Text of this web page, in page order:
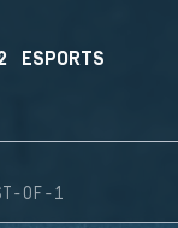
ESPORTS
OF-1